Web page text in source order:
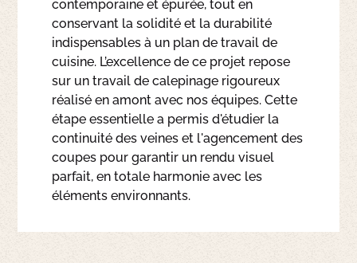
contemporaine et épurée, tout en
conservant la solidité et la durabilité
indispensables à un plan de travail de
cuisine. L’excellence de ce projet repose
sur un travail de calepinage rigoureux
réalisé en amont avec nos équipes. Cette
étape essentielle a permis d'étudier la
continuité des veines et l'agencement des
coupes pour garantir un rendu visuel
parfait, en totale harmonie avec les
éléments environnants.